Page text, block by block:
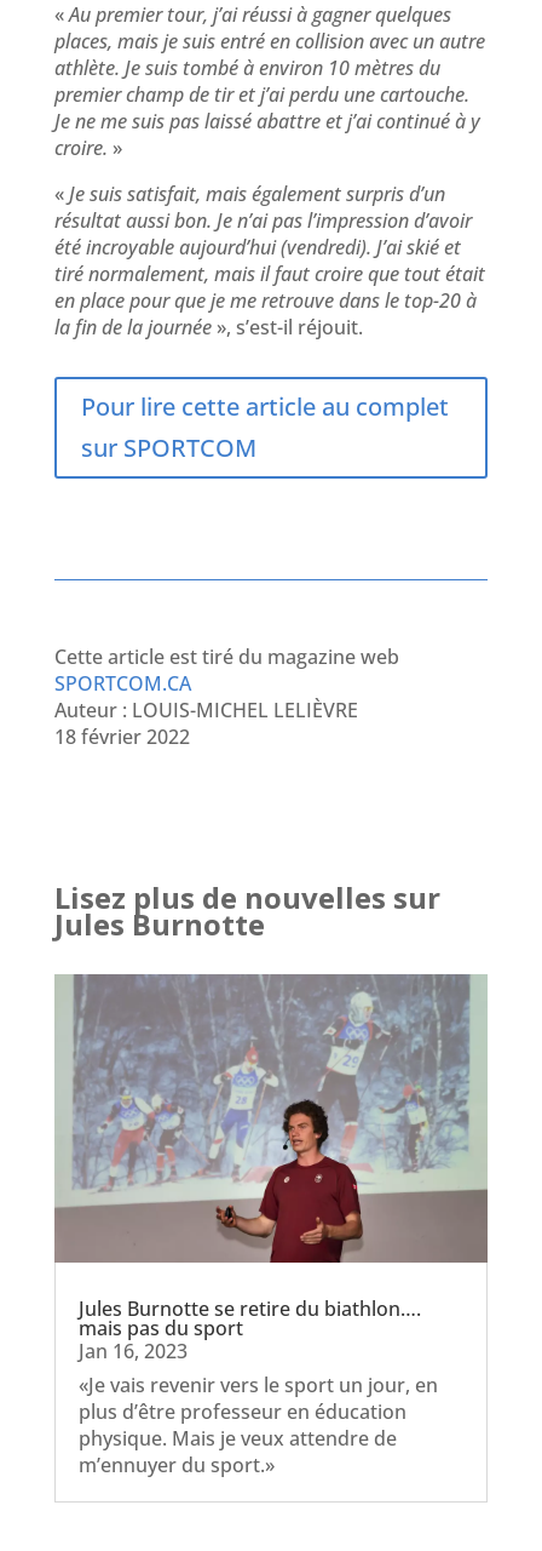
«Au premier tour, j’ai réussi à gagner quelques
places, mais je suis entré en collision avec un autre
athlète. Je suis tombé à environ 10 mètres du
premier champ de tir et j’ai perdu une cartouche.
Je ne me suis pas laissé abattre et j’ai continué à y
croire. »
«Je suis satisfait, mais également surpris d’un
résultat aussi bon. Je n’ai pas l’impression d’avoir
été incroyable aujourd’hui (vendredi). J’ai skié et
tiré normalement, mais il faut croire que tout était
en place pour que je me retrouve dans le top-20 à
la fin de la journée», s’est-il réjouit.
Pour lire cette article au complet
sur SPORTCOM
Cette article est tiré du magazine web
SPORTCOM.CA
Auteur : LOUIS-MICHEL LELIÈVRE
18 février 2022
Lisez plus de nouvelles sur
Jules Burnotte
Jules Burnotte se retire du biathlon….
mais pas du sport
Jan 16, 2023
«Je vais revenir vers le sport un jour, en
plus d’être professeur en éducation
physique. Mais je veux attendre de
m’ennuyer du sport.»